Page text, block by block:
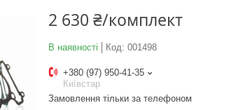
2 630 ₴/комплект
В наявності Код: 001498
+380 (97) 950-41-35
Київстар
Замовлення тільки за телефоном